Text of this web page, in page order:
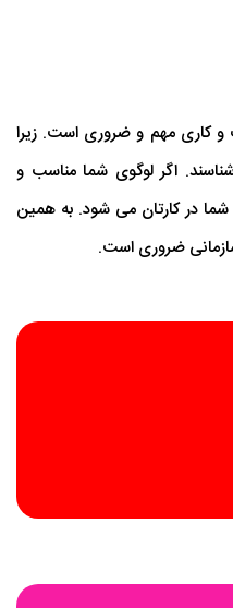
کاری مهم و ضروری است. زیرا
اگر لوگوی شما مناسب و
در کارتان می شود. به همین
ضروری است.